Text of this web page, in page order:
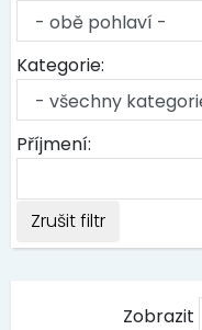
Kategorie:
Příjmení:
Zrušit filtr
Zobrazit